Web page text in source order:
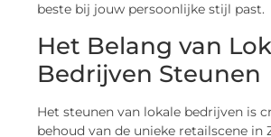
beste bij jouw persoonlijke stijl past.
Het Belang van
Bedrijven Steunen
Het steunen van lokale bedrijven is
behoud van de unieke retailscene in